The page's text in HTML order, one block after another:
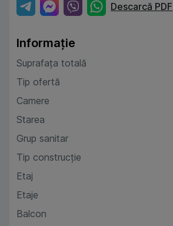
Descarcă PDF
Informație
Suprafața totală
Tip ofertă
Camere
Starea
Grup sanitar
Tip construcție
Etaj
Etaje
Balcon